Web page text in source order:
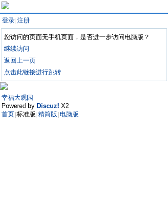
登录 注册
您访问的页面无手机页面，是否进一步访问电脑版？
继续访问
返回上一页
点击此链接进行跳转
幸福大观园
Powered by Discuz! X2
首页 标准版 精简版 电脑版